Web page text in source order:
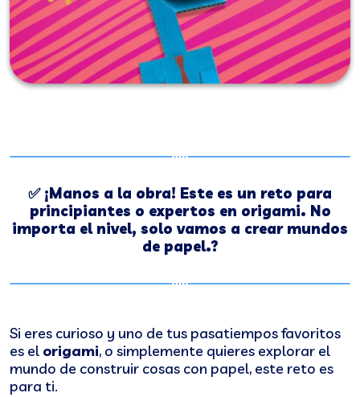
✅ ¡Manos a la obra! Este es un reto para
principiantes o expertos en origami. No
importa el nivel, solo vamos a crear mundos
de papel.?
Si eres curioso y uno de tus pasatiempos favoritos
es el origami, o simplemente quieres explorar el
mundo de construir cosas con papel, este reto es
para ti.